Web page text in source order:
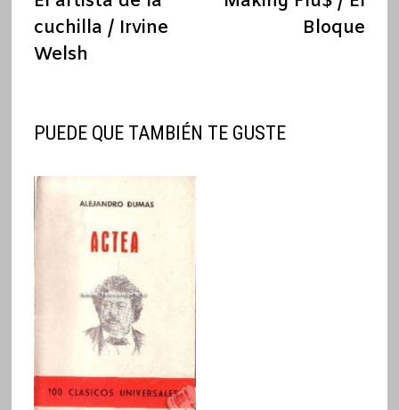
de
entradas
cuchilla / Irvine
Welsh
Bloque
PUEDE QUE TAMBIÉN TE GUSTE